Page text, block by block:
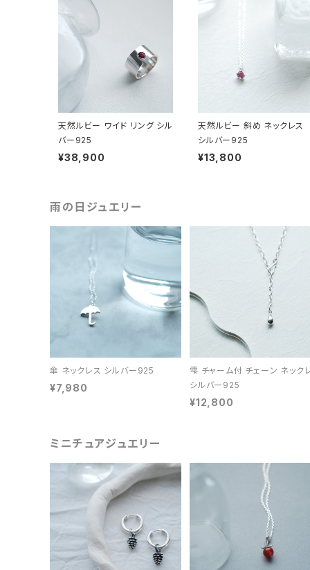
天然ルビー ワイド リング シル
バー925
¥38,900
天然ルビー 斜め ネックレス
シルバー925
¥13,800
雨の日ジュエリー
傘 ネックレス シルバー925
¥7,980
雫 チャーム付 チェーン ネック
シルバー925
¥12,800
ミニチュアジュエリー